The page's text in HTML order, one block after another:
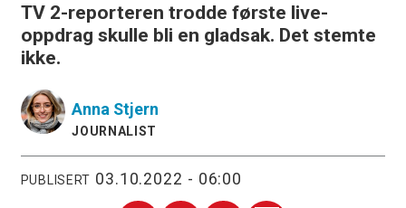
TV 2-reporteren trodde første live-
oppdrag skulle bli en gladsak. Det stemte
ikke.
Anna Stjern
JOURNALIST
PUBLISERT 03.10.2022 - 06:00